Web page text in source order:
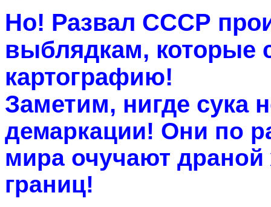
Но! Развал СССР
выблядкам, которые
картографию!
Заметим, нигде сука
демаркации! Они по
мира очучают
границ!